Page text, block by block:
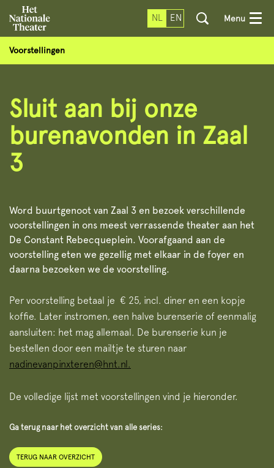
NL EN Menu
Voorstellingen
Sluit aan bij onze
burenavonden in Zaal
3
Word buurtgenoot van Zaal 3 en bezoek verschillende
voorstellingen in ons meest verrassende theater aan het
De Constant Rebecqueplein. Voorafgaand aan de
voorstelling eten we gezellig met elkaar in de foyer en
daarna bezoeken we de voorstelling.
Per voorstelling betaal je € 25, incl. diner en een kopje
koffie. Later instromen, een halve burenserie of eenmalig
aansluiten: het mag allemaal. De burenserie kun je
bestellen door een mailtje te sturen naar
nadinevanpinxteren@hnt.nl.
De volledige lijst met voorstellingen vind je hieronder.
Ga terug naar het overzicht van alle series:
TERUG NAAR OVERZICHT